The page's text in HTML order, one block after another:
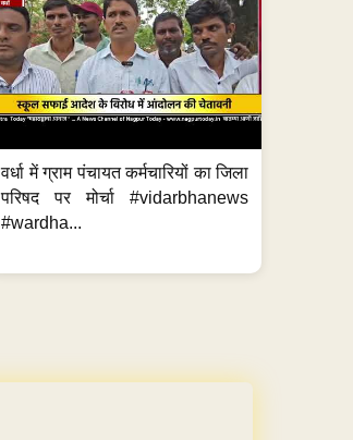
वर्धा में ग्राम पंचायत कर्मचारियों का जिला
परिषद पर मोर्चा #vidarbhanews
#wardha...